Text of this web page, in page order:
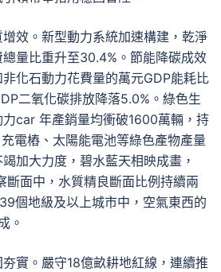
效。新型動力系統加速構建，乾淨
量比重升至30.4%。節能降碳成效
化石動力花費量的萬元GDP能耗比
二氧化碳排放降落5.0%。綠色生
car 年產銷量均衝破1600萬輛，持
電樁、太陽能電池等綠色產物產量
加大力度，碧水藍天相映成畫，
斷面中，水質精良斷面比例持續兩
個地級及以上城市中，空氣東西的
。
實。嚴守18億畝耕地紅線，連續推